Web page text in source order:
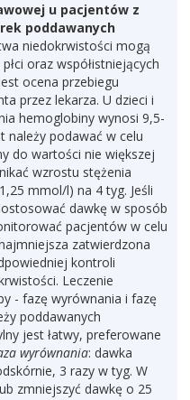
u pacjentów z
poddawanych
niedokrwistości mogą
oraz współistniejących
ocena przebiegu
przez lekarza. U dzieci i
hemoglobiny wynosi 9,5-
należy podawać w celu
do wartości nie większej
wzrostu stężenia
mmol/l) na 4 tyg. Jeśli
dawkę w sposób
pacjentów w celu
zatwierdzona
kontroli
Leczenie
- fazę wyrównania i fazę
poddawanych
jest łatwy, preferowane
wyrównania: dawka
3 razy w tyg. W
zmniejszyć dawkę o 25